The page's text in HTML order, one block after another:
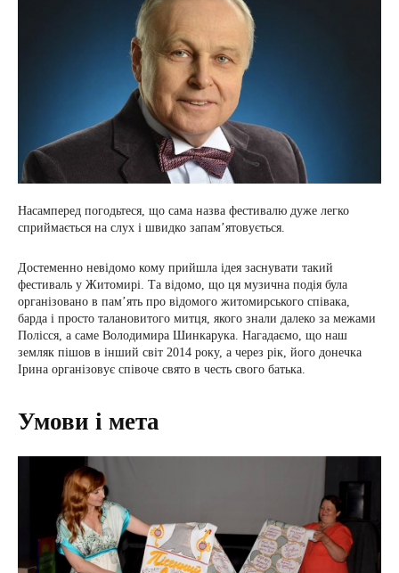
Насамперед погодьтеся, що сама назва фестивалю дуже легко
сприймається на слух і швидко запам’ятовується.
Достеменно невідомо кому прийшла ідея заснувати такий
фестиваль у Житомирі. Та відомо, що ця музична подія була
організовано в пам’ять про відомого житомирського співака,
барда і просто талановитого митця, якого знали далеко за межами
Полісся, а саме Володимира Шинкарука. Нагадаємо, що наш
земляк пішов в інший світ 2014 року, а через рік, його донечка
Ірина організовує співоче свято в честь свого батька.
Умови і мета